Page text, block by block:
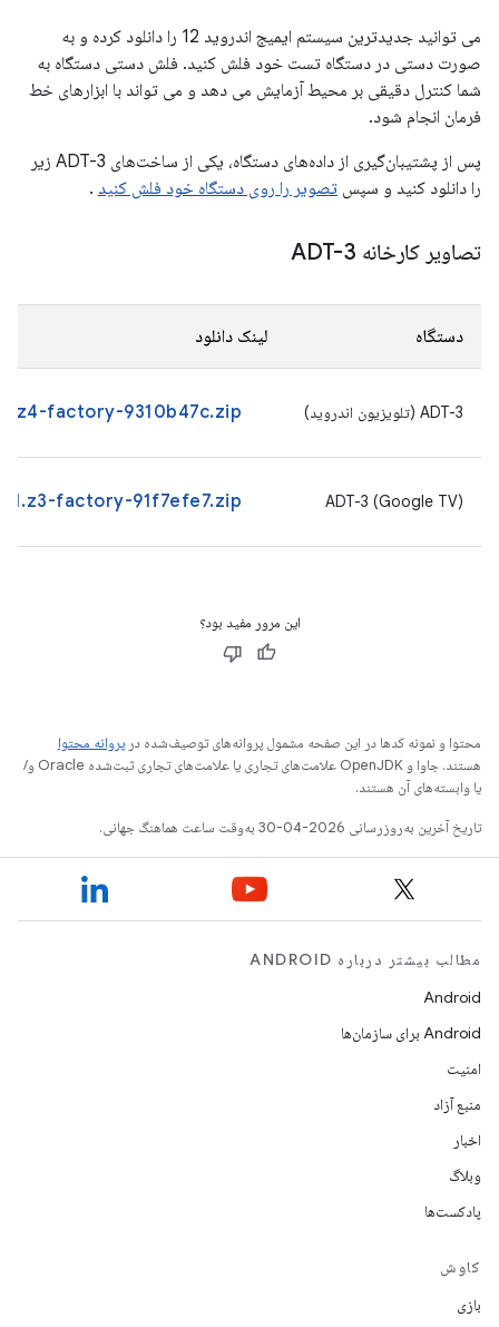
می توانید جدیدترین سیستم ایمیج اندروید 12 را دانلود کرده و به
صورت دستی در دستگاه تست خود فلش کنید. فلش دستی دستگاه به
شما کنترل دقیقی بر محیط آزمایش می دهد و می تواند با ابزارهای خط
فرمان انجام شود.
پس از پشتیبان‌گیری از داده‌های دستگاه، یکی از ساخت‌های ADT-3 زیر
را دانلود کنید و سپس تصویر را روی دستگاه خود فلش کنید .
تصاویر کارخانه ADT-3
دستگاه لینک دانلود
ADT-3 (تلویزیون اندروید) factory-9310b47c.zip
ADT-3 (Google TV)
factory-91f7efe7.zip
این مرور مفید بود؟
محتوا و نمونه کدها در این صفحه مشمول پروانه‌های توصیف‌شده در پروانه محتوا
هستند. جاوا و OpenJDK علامت‌های تجاری یا علامت‌های تجاری ثبت‌شده Oracle و/
یا وابسته‌های آن هستند.
تاریخ آخرین به‌روزرسانی 2026-04-30 به‌وقت ساعت هماهنگ جهانی.
مطالب بیشتر درباره ANDROID
Android
Android برای سازمان‌ها
امنیت
منبع آزاد
اخبار
وبلاگ
پادکست‌ها
کاوش
بازی